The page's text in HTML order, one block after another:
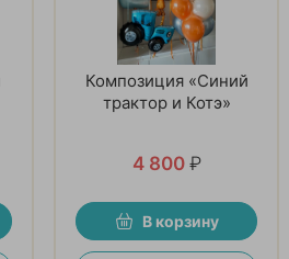
Композиция «Синий
трактор и Котэ»
4 800 ₽
В корзину